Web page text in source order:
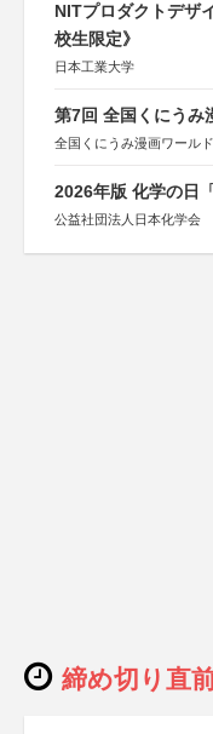
NITプロダクトデザ
校生限定》
日本工業大学
第7回 全国くにうみ
全国くにうみ漫画ワール
2026年版 化学の日
公益社団法人日本化学会
締め切り直